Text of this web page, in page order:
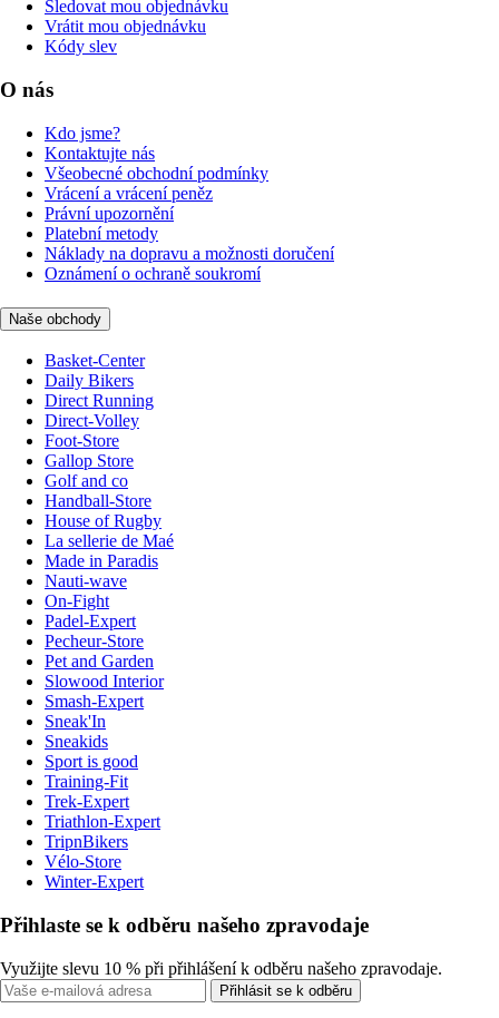
Sledovat mou objednávku
Vrátit mou objednávku
Kódy slev
O nás
Kdo jsme?
Kontaktujte nás
Všeobecné obchodní podmínky
Vrácení a vrácení peněz
Právní upozornění
Platební metody
Náklady na dopravu a možnosti doručení
Oznámení o ochraně soukromí
Naše obchody
Basket-Center
Daily Bikers
Direct Running
Direct-Volley
Foot-Store
Gallop Store
Golf and co
Handball-Store
House of Rugby
La sellerie de Maé
Made in Paradis
Nauti-wave
On-Fight
Padel-Expert
Pecheur-Store
Pet and Garden
Slowood Interior
Smash-Expert
Sneak'In
Sneakids
Sport is good
Training-Fit
Trek-Expert
Triathlon-Expert
TripnBikers
Vélo-Store
Winter-Expert
Přihlaste se k odběru našeho zpravodaje
Využijte slevu 10 % při přihlášení k odběru našeho zpravodaje.
Přihlásit se k odběru